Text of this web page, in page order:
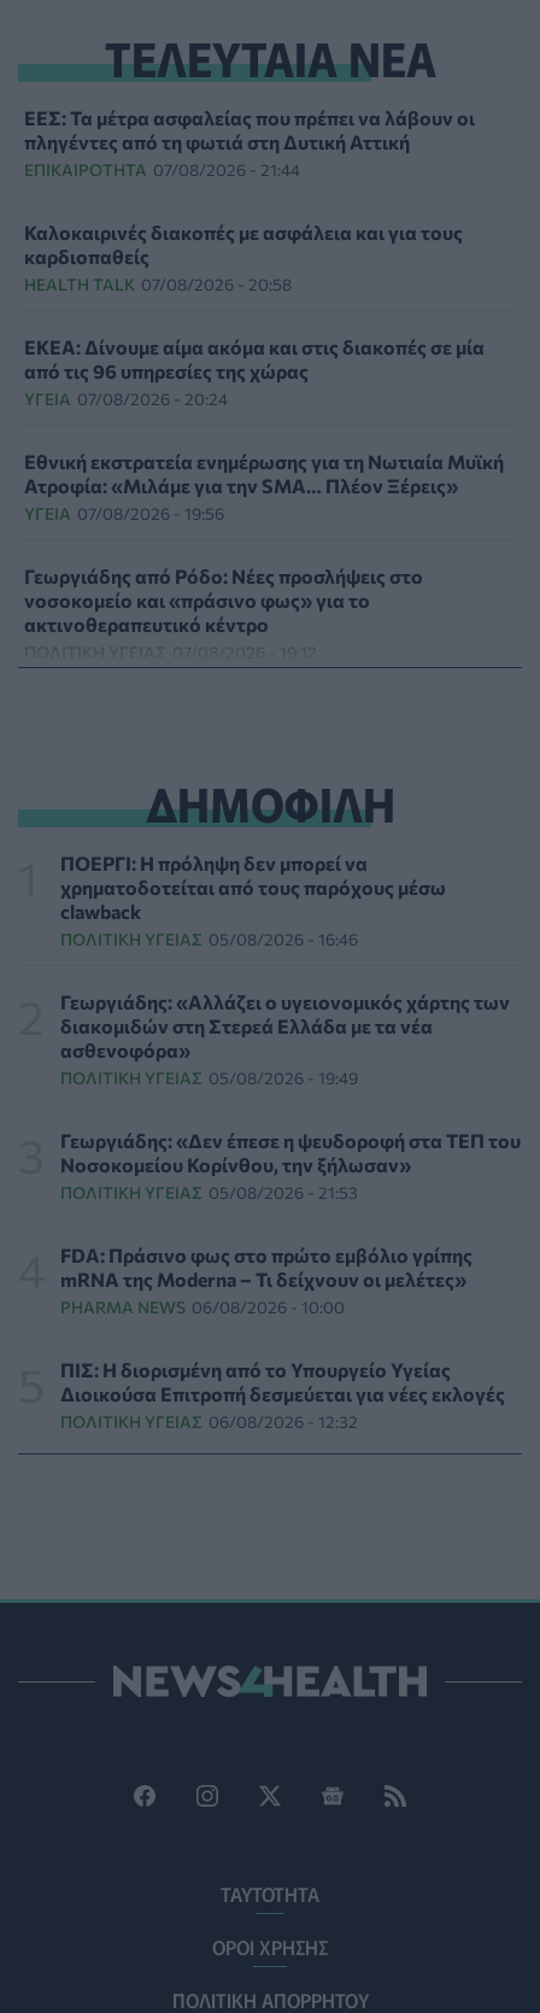
ΤΕΛΕΥΤΑΙΑ ΝΕΑ
ΕΕΣ: Τα μέτρα ασφαλείας που πρέπει να λάβουν οι
πληγέντες από τη φωτιά στη Δυτική Αττική
ΕΠΙΚΑΙΡΌΤΗΤΑ 07/08/2026 - 21:44
Καλοκαιρινές διακοπές με ασφάλεια και για τους
καρδιοπαθείς
HEALTH TALK 07/08/2026 - 20:58
ΕΚΕΑ: Δίνουμε αίμα ακόμα και στις διακοπές σε μία
από τις 96 υπηρεσίες της χώρας
ΥΓΕΊΑ 07/08/2026 - 20:24
Εθνική εκστρατεία ενημέρωσης για τη Νωτιαία Μυϊκή
Ατροφία: «Μιλάμε για την SMA… Πλέον Ξέρεις»
ΥΓΕΊΑ 07/08/2026 - 19:56
Γεωργιάδης από Ρόδο: Νέες προσλήψεις στο
νοσοκομείο και «πράσινο φως» για το
ακτινοθεραπευτικό κέντρο
ΠΟΛΙΤΙΚΉ ΥΓΕΊΑΣ 07/08/2026 - 19:12
Τι μπορεί να μας διδάξει η νέα ταινία του Spider-Man
για την απώλεια και το πένθος
ΨΥΧΙΚΉ ΥΓΕΊΑ 07/08/2026 - 18:11
Επιπλέον πόροι 12,5 εκατ. ευρώ στις Περιφέρειες για
ΕΠΙΚΑΙΡΌΤΗΤΑ 07/08/2026 - 17:42
Συναγερμός στις ΗΠΑ για φονικό μύκητα που αντέχει
και στα φάρμακα
Πέθανε στα 26 της η influencer Σίντνεϊ Τάουλ που
μοιράστηκε επί τρία χρόνια τη μάχη της με σπάνιο
ΕΠΙΚΑΙΡΌΤΗΤΑ 07/08/2026 - 16:41
Απώλεια βάρους: Οι τρεις παράγοντες που κρίνουν το
ΔΙΑΤΡΟΦΉ 07/08/2026 - 16:16
Ο ΙΣΑ συνιστά τη λήψη σχολαστικών μέτρων ατομικής
προστασίας από τον ιό του Δυτικού Νείλου
ρίχνουν φως στις "φιλίες" μεταξύ διαφορετικών ειδών
Σισμανογλείου στις πρωινές εφημερίες της Αττικής
Ηλεκτρικά πατίνια: 3,5 φορές μεγαλύτερος ο κίνδυνος
σοβαρής εγκεφαλικής κάκωσης
07/08/2026 - 14:00
ΗΠΑ: Μεγάλη τράπεζα επενδύει 250 εκατ. δολάρια
ΔΗΜΟΦΙΛΗ
ΠΟΕΡΓΙ: Η πρόληψη δεν μπορεί να
χρηματοδοτείται από τους παρόχους μέσω
clawback
ΠΟΛΙΤΙΚΉ ΥΓΕΊΑΣ 05/08/2026 - 16:46
Γεωργιάδης: «Αλλάζει ο υγειονομικός χάρτης των
διακομιδών στη Στερεά Ελλάδα με τα νέα
ασθενοφόρα»
ΠΟΛΙΤΙΚΉ ΥΓΕΊΑΣ 05/08/2026 - 19:49
Γεωργιάδης: «Δεν έπεσε η ψευδοροφή στα ΤΕΠ του
Νοσοκομείου Κορίνθου, την ξήλωσαν»
ΠΟΛΙΤΙΚΉ ΥΓΕΊΑΣ 05/08/2026 - 21:53
FDA: Πράσινο φως στο πρώτο εμβόλιο γρίπης
mRNA της Moderna – Τι δείχνουν οι μελέτες»
PHARMA NEWS 06/08/2026 - 10:00
ΠΙΣ: Η διορισμένη από το Υπουργείο Υγείας
Διοικούσα Επιτροπή δεσμεύεται για νέες εκλογές
ΠΟΛΙΤΙΚΉ ΥΓΕΊΑΣ 06/08/2026 - 12:32
ΤΑΥΤΟΤΗΤΑ
ΟΡΟΙ ΧΡΗΣΗΣ
ΠΟΛΙΤΙΚΗ ΑΠΟΡΡΗΤΟΥ